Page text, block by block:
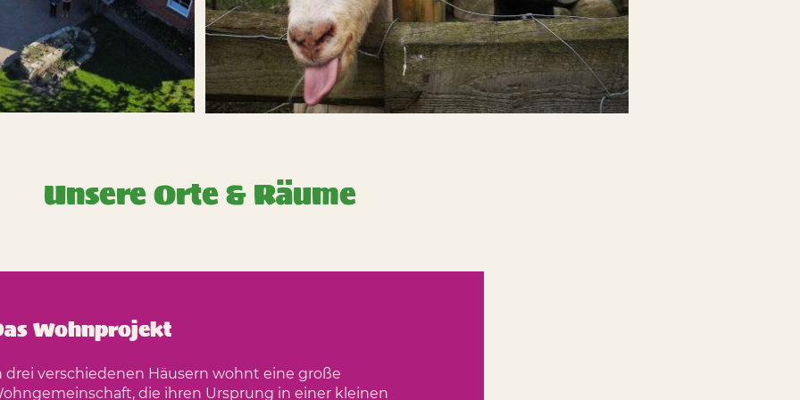
Unsere Orte & Räume
Wohnprojekt
drei verschiedenen Häusern wohnt eine große
die ihren Ursprung in einer kleinen